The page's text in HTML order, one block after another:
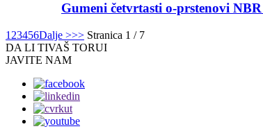
Gumeni četvrtasti o-prstenovi
1 23456Dalje >>> Stranica 1 / 7
DA LI TIVAŠ TORUI
JAVITE NAM